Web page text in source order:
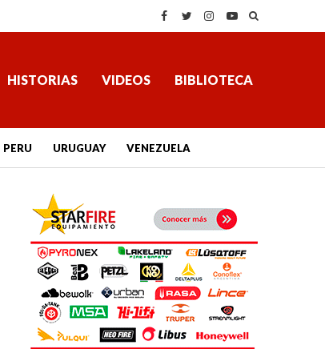
HISTORIAS VIDEOS BIBLIOTECA
PERU URUGUAY VENEZUELA